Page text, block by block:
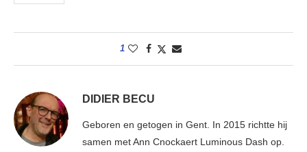
1
DIDIER BECU
Geboren en getogen in Gent. In 2015 richtte hij
samen met Ann Cnockaert Luminous Dash op.